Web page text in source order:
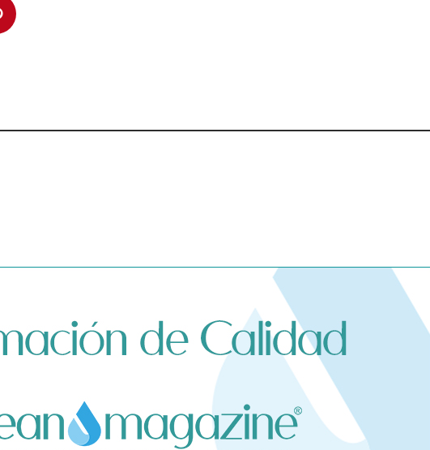
privado ante un contagio de
hantavirus fuera de España
Dreame advierte: no todos los
purificadores de aire son
eficaces contra la alergia